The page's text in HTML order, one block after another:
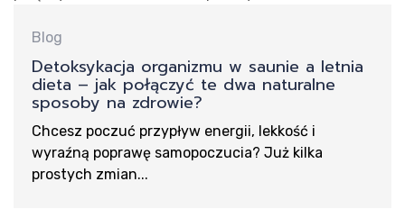
Blog
Detoksykacja organizmu w saunie a letnia
dieta – jak połączyć te dwa naturalne
sposoby na zdrowie?
Chcesz poczuć przypływ energii, lekkość i
wyraźną poprawę samopoczucia? Już kilka
prostych zmian...